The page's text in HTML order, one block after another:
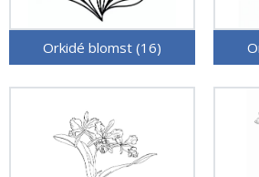
Orkidé blomst (16)